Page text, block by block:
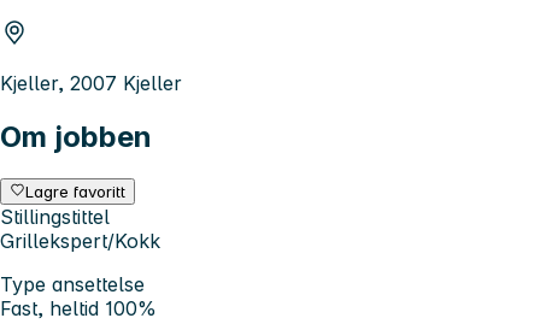
Kjeller, 2007 Kjeller
Om jobben
Lagre favoritt
Stillingstittel
Grillekspert/Kokk
Type ansettelse
Fast, heltid 100%